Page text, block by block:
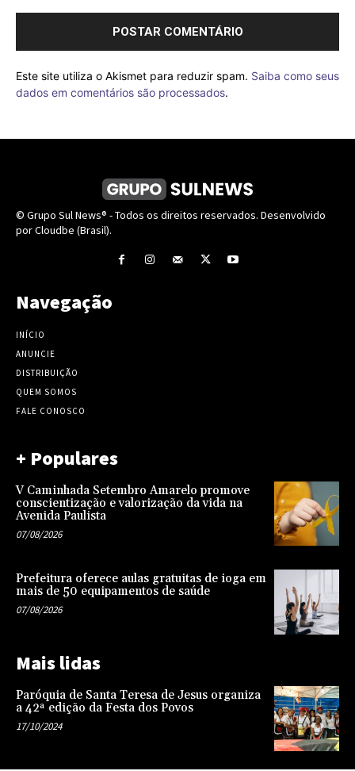
Este site utiliza o Akismet para reduzir spam. Saiba como seus
dados em comentários são processados.
© Grupo Sul News® - Todos os direitos reservados. Desenvolvido
por Cloudbe (Brasil).
Navegação
INÍCIO
ANUNCIE
DISTRIBUIÇÃO
QUEM SOMOS
FALE CONOSCO
+ Populares
V Caminhada Setembro Amarelo promove
conscientização e valorização da vida na
Avenida Paulista
07/08/2026
Prefeitura oferece aulas gratuitas de ioga em
mais de 50 equipamentos de saúde
07/08/2026
Mais lidas
Paróquia de Santa Teresa de Jesus organiza
a 42ª edição da Festa dos Povos
17/10/2024